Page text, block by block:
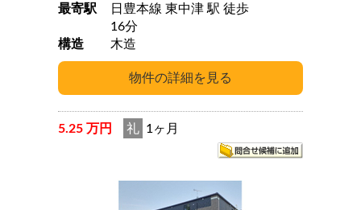
最寄駅
日豊本線 東中津 駅 徒歩
16分
構造
木造
5.25 万円 礼 1ヶ月